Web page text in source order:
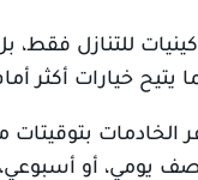
كينيات للتنازل
يتيح خيارات أكثر
الخادمات
نصف يومي، أو